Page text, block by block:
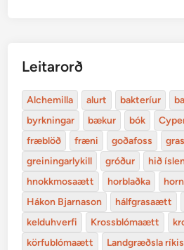
Leitarorð
Alchemilla alurt bakteríur
byrkningar
bækur bók
fræblöð
fræni goðafoss
greiningarlykill
gróður
hið
hnokkmosaætt
horblaðka
Hákon Bjarnason
hálfgrasaætt
kelduhverfi
Krossblómaætt
körfublómaætt
Landgræðsla